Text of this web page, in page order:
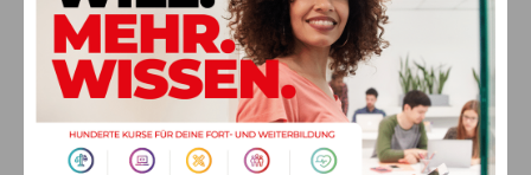
AKTUELLES
Glaube ans große Geld wird zum
Albtraum: Pensionist (71) verliert
sechsstelligen Betrag